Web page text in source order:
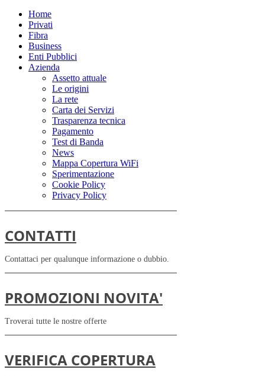
Home
Privati
Fibra
Business
Enti Pubblici
Azienda
Assetto attuale
Le origini
La rete
Carta dei Servizi
Trasparenza tecnica
Pagamento
Test di Banda
News
Mappa Copertura WiFi
Sperimentazione
Cookie Policy
Privacy Policy
CONTATTI
Contattaci per qualunque informazione o dubbio.
PROMOZIONI NOVITA'
Troverai tutte le nostre offerte
VERIFICA COPERTURA